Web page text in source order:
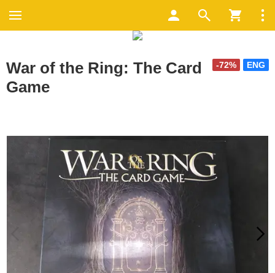
ENG
-72%
War of the Ring: The Card
Game